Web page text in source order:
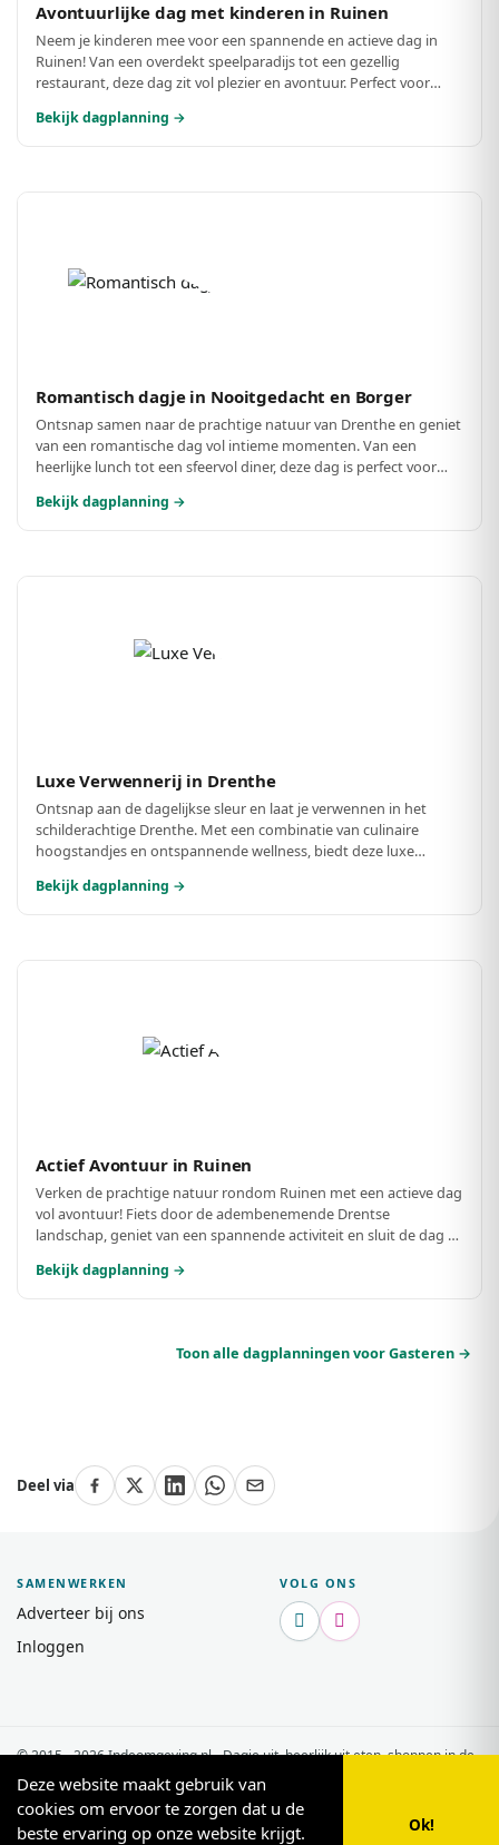
Avontuurlijke dag met kinderen in Ruinen
Neem je kinderen mee voor een spannende en actieve dag in
Ruinen! Van een overdekt speelparadijs tot een gezellig
restaurant, deze dag zit vol plezier en avontuur. Perfect voor
Bekijk dagplanning →
Romantisch dagje in Nooitgedacht en Borger
Ontsnap samen naar de prachtige natuur van Drenthe en geniet
van een romantische dag vol intieme momenten. Van een
heerlijke lunch tot een sfeervol diner, deze dag is perfect voor
Bekijk dagplanning →
Luxe Verwennerij in Drenthe
Ontsnap aan de dagelijkse sleur en laat je verwennen in het
schilderachtige Drenthe. Met een combinatie van culinaire
hoogstandjes en ontspannende wellness, biedt deze luxe
in de watten te leggen. Geniet van een heerlijke lunch, een zalige
Bekijk dagplanning →
Actief Avontuur in Ruinen
Verken de prachtige natuur rondom Ruinen met een actieve dag
vol avontuur! Fiets door de adembenemende Drentse
landschap, geniet van een spannende activiteit en sluit de dag af
Bekijk dagplanning →
Toon alle dagplanningen voor Gasteren →
Deel via
SAMENWERKEN
Adverteer bij ons
Inloggen
VOLG ONS
 
© 2015 - 2026 Indeomgeving.nl - Dagje uit, heerlijk uit eten, shoppen in de
buurt van uw vakantiepark.
Privacy Policy
Deze website maakt gebruik van
cookies om ervoor te zorgen dat u de
beste ervaring op onze website krijgt.
Ok!